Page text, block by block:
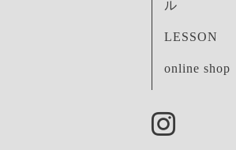
ル
LESSON
online shop